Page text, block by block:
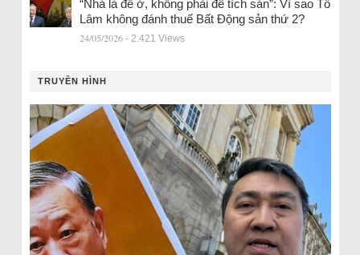
“Nhà là để ở, không phải để tích sản”: Vì sao Tô
Lâm không đánh thuế Bất Động sản thứ 2?
24/05/2026 - 2.421 Views
TRUYỀN HÌNH